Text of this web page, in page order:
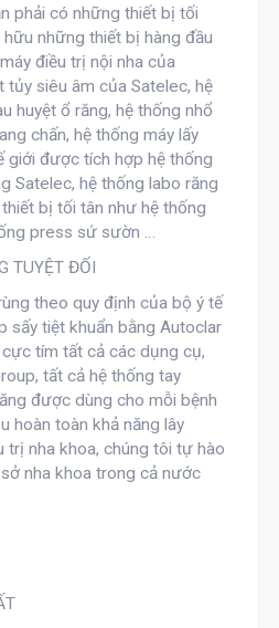
phải có những thiết bị tối
những thiết bị hàng đầu
điều trị nội nha của
tủy siêu âm của Satelec, hệ
huyệt ổ răng, hệ thống nhổ
chấn, hệ thống máy lấy
giới được tích hợp hệ thống
Satelec, hệ thống labo răng
bị tối tân như hệ thống
press sứ sườn …
TUYỆT ĐỐI
theo quy định của bộ ý tế
sấy tiệt khuẩn bằng Autoclar
tím tất cả các dụng cụ,
tất cả hệ thống tay
được dùng cho mỗi bệnh
hoàn toàn khả năng lây
trị nha khoa, chúng tôi tự hào
nha khoa trong cả nước